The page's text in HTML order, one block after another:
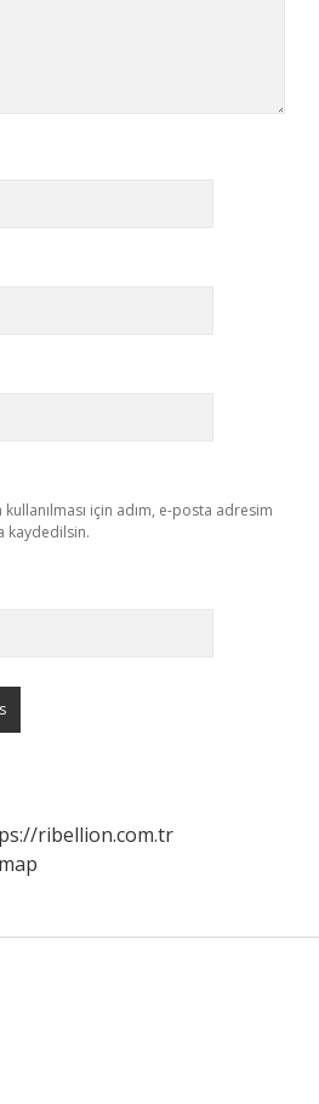
için adım, e-posta adresim
kaydedilsin.
ribellion.com.tr